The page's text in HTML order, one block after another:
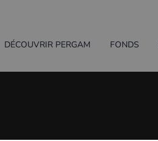
DÉCOUVRIR PERGAM FONDS